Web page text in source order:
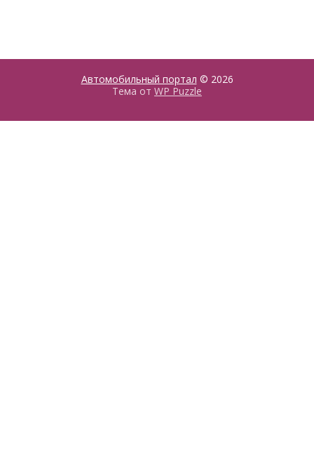
Автомобильный портал © 2026
Тема от WP Puzzle